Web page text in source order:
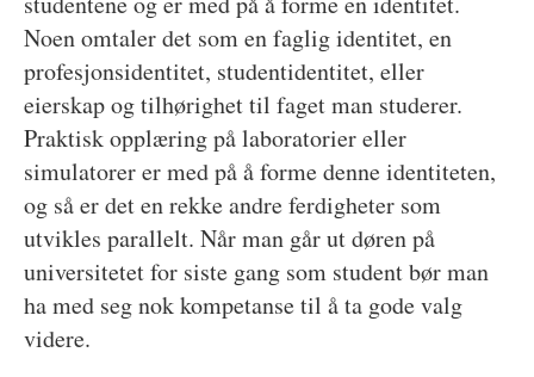
Noen omtaler det som en faglig identitet, en
profesjonsidentitet, studentidentitet, eller
eierskap og tilhørighet til faget man studerer.
Praktisk opplæring på laboratorier eller
simulatorer er med på å forme denne identiteten,
og så er det en rekke andre ferdigheter som
utvikles parallelt. Når man går ut døren på
universitetet for siste gang som student bør man
ha med seg nok kompetanse til å ta gode valg
videre.